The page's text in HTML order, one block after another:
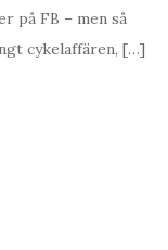
på FB – men så
cykelaffären, […]